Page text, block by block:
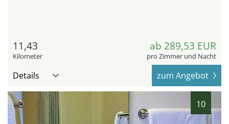
11,43
Kilometer
ab 289,53 EUR
pro Zimmer und Nacht
Details zum Angebot
10